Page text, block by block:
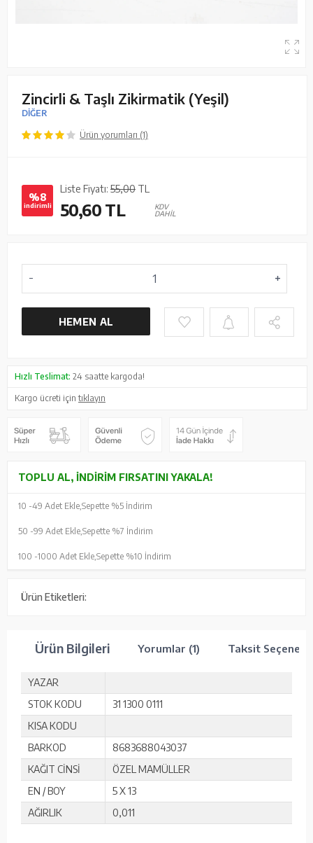
Zincirli & Taşlı Zikirmatik (Yeşil)
DİĞER
Ürün yorumları (1)
%8
indirimli
Liste Fiyatı: 55,00 TL
50,60TL
KDV
DAHİL
HEMEN AL
Hızlı Teslimat: 24 saatte kargoda!
Kargo ücreti içintıklayın
TOPLU AL, İNDIRIM FIRSATINI YAKALA!
10 -49 Adet Ekle, Sepette %5 İndirim
50 -99 Adet Ekle, Sepette %7 İndirim
100 -1000 Adet Ekle, Sepette %10 İndirim
Ürün Etiketleri:
Ürün Bilgileri Yorumlar (1) Taksit
YAZAR
STOK KODU
31 1300 0111
KISA KODU
BARKOD
8683688043037
KAĞIT CİNSİ
ÖZEL MAMÜLLER
EN / BOY
5 X 13
AĞIRLIK
0,011